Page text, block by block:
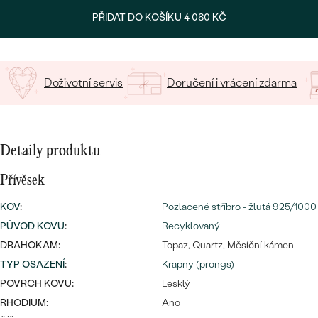
snubní prsteny
DRAHOKAM
ZLATO
PLATINA
STŘÍBRO
S PERLAMI
DLE STYLU
PERSONALIZOVANÉ
MINIMALISTICKÉ
SE ZNAMENÍM ZVĚROKRUHU
PODLE PŘÍLEŽITOSTI
Nejprodávanější
LUXUSNÍ
PŘIDAT DO KOŠÍKU 4 080 KČ
Doživotní servis Doručení i vrácení zdarma
Detaily produktu
Přívěsek
KOV:
Pozlacené stříbro - žlutá 925/1000
PŮVOD KOVU:
Recyklovaný
DRAHOKAM:
Topaz, Quartz, Měsíční kámen
TYP OSAZENÍ:
Krapny (prongs)
POVRCH KOVU:
Lesklý
RHODIUM:
Ano